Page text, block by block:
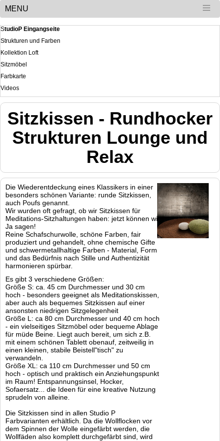
MENU
StudioP Eingangseite
Strukturen und Farben
Kollektion Loft
Sitzmöbel
Farbkarte
Videos
Sitzkissen - Rundhocker
Strukturen Lounge und
Relax
Die Wiederentdeckung eines Klassikers in einer
besonders schönen Variante: runde Sitzkissen,
auch Poufs genannt.
Wir wurden oft gefragt, ob wir Sitzkissen für
Meditations-Sitzhaltungen haben: jetzt können wir
Ja sagen!
Reine Schafschurwolle, schöne Farben, fair
produziert und gehandelt, ohne chemische Gifte
und schwermetallhaltige Farben - Material, Form
und das Bedürfnis nach Stille und Authentizität
harmonieren spürbar.
Es gibt 3 verschiedene Größen:
Größe S: ca. 45 cm Durchmesser und 30 cm
hoch - besonders geeignet als Meditationskissen,
aber auch als bequemes Sitzkissen auf einer
ansonsten niedrigen Sitzgelegenheit
Größe L: ca 80 cm Durchmesser und 40 cm hoch
- ein vielseitiges Sitzmöbel oder bequeme Ablage
für müde Beine. Liegt auch bereit, um sich z.B.
mit einem schönen Tablett obenauf, zeitweilig in
einen kleinen, stabile Beistell"tisch" zu
verwandeln.
Größe XL: ca 110 cm Durchmesser und 50 cm
hoch - optisch und praktisch ein Anziehungspunkt
im Raum! Entspannungsinsel, Hocker,
Sofaersatz... die Ideen für eine kreative Nutzung
sprudeln von alleine.
Die Sitzkissen sind in allen Studio P
Farbvarianten erhältlich. Da die Wollflocken vor
dem Spinnen der Wolle eingefärbt werden, die
Wollfäden also komplett durchgefärbt sind, wird